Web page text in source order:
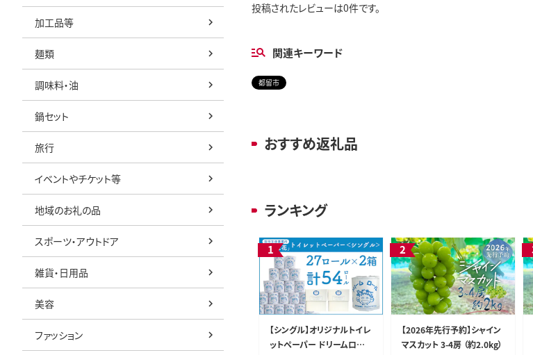
加工品等
麺類
調味料・油
鍋セット
旅行
イベントやチケット等
地域のお礼の品
スポーツ・アウトドア
雑貨・日用品
美容
ファッション
投稿されたレビューは0件です。
関連キーワード
都留市
おすすめ返礼品
ランキング
【シングル】オリジナルトイレ
ットペーパー ドリームロー
【2026年先行予約】シャイン
マスカット 3-4房 （約2.0kg）